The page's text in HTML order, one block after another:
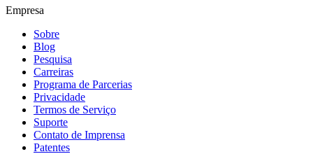
Empresa
Sobre
Blog
Pesquisa
Carreiras
Programa de Parcerias
Privacidade
Termos de Serviço
Suporte
Contato de Imprensa
Patentes